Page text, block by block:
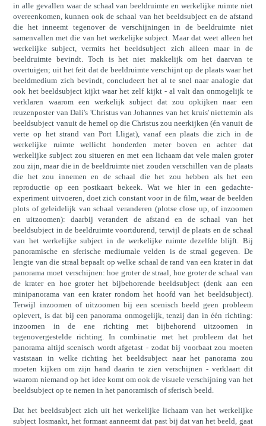
in alle gevallen waar de schaal van beeldruimte en werkelijke ruimte niet
overeenkomen, kunnen ook de schaal van het beeldsubject en de afstand
die het inneemt tegenover de verschijningen in de beeldruimte niet
samenvallen met die van het werkelijke subject. Maar dat weet alleen het
werkelijke subject, vermits het beeldsubject zich alleen maar in de
beeldruimte bevindt. Toch is het niet makkelijk om het daarvan te
overtuigen; uit het feit dat de beeldruimte verschijnt op de plaats waar het
beeldmedium zich bevindt, concludeert het al te snel naar analogie dat
ook het beeldsubject kijkt waar het zelf kijkt - al valt dan onmogelijk te
verklaren waarom een werkelijk subject dat zou opkijken naar een
reuzenposter van Dali's 'Christus van Johannes van het kruis' niettemin als
beeldsubject vanuit de hemel op die Christus zou neerkijken (én vanuit de
verte op het strand van Port Lligat), vanaf een plaats die zich in de
werkelijke ruimte wellicht honderden meter boven en achter dat
werkelijke subject zou situeren en met een lichaam dat vele malen groter
zou zijn, maar die in de beeldruimte niet zouden verschillen van de plaats
die het zou innemen en de schaal die het zou hebben als het een
reproductie op een postkaart bekeek. Wat we hier in een gedachte-
experiment uitvoeren, doet zich constant voor in de film, waar de beelden
plots of geleidelijk van schaal veranderen (plotse close up, of inzoomen
en uitzoomen): daarbij verandert de afstand en de schaal van het
beeldsubject in de beeldruimte voortdurend, terwijl de plaats en de schaal
van het werkelijke subject in de werkelijke ruimte dezelfde blijft. Bij
panoramische en sferische mediumale velden is de straal gegeven. De
lengte van die straal bepaalt op welke schaal de rand van een krater in dat
panorama moet verschijnen: hoe groter de straal, hoe groter de schaal van
de krater en hoe groter het bijbehorende beeldsubject (denk aan een
minipanorama van een krater rondom het hoofd van het beeldsubject).
Terwijl inzoomen of uitzoomen bij een scenisch beeld geen probleem
oplevert, is dat bij een panorama onmogelijk, tenzij dan in één richting:
inzoomen in de ene richting met bijbehorend uitzoomen in
tegenovergestelde richting. In combinatie met het probleem dat het
panorama altijd scenisch wordt afgetast - zodat bij voorbaat zou moeten
vaststaan in welke richting het beeldsubject naar het panorama zou
moeten kijken om zijn hand daarin te zien verschijnen - verklaart dit
waarom niemand op het idee komt om ook de visuele verschijning van het
beeldsubject op te nemen in het panoramisch of sferisch beeld.
Dat het beeldsubject zich uit het werkelijke lichaam van het werkelijke
subject losmaakt, het formaat aanneemt dat past bij dat van het beeld, gaat